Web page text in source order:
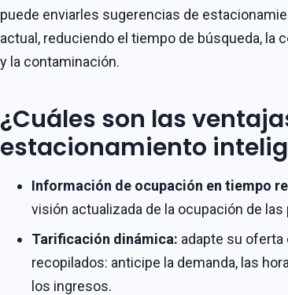
puede enviarles sugerencias de
actual, reduciendo el tiempo de búsqueda,
y la contaminación.
¿Cuáles son las
estacionamiento
Información de ocupación en tiempo
visión actualizada de la ocupación de
Tarificación dinámica: adapte su
recopilados: anticipe la demanda, las
los ingresos.